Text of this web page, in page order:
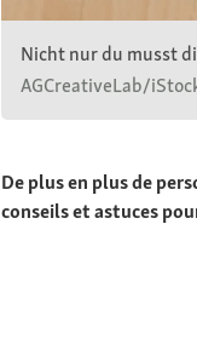
Nicht nur du musst
AGCreativeLab/
De plus en plus de
conseils et astuces